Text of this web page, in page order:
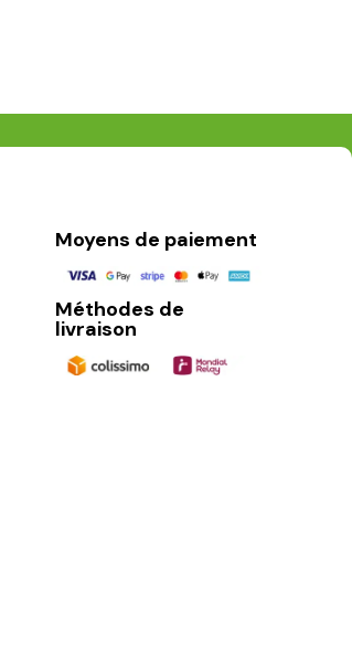
Moyens de paiement
Méthodes de
livraison